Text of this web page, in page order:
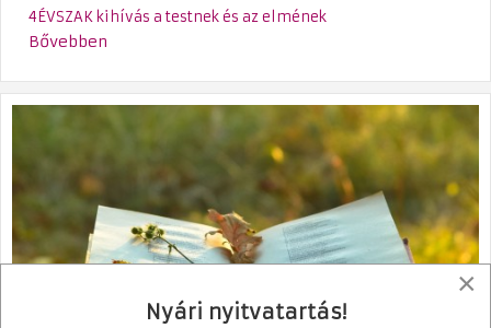
4ÉVSZAK kihívás a testnek és az elmének
Bővebben
×
Nyári nyitvatartás!